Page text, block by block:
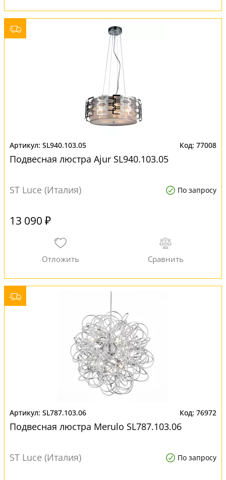
SL940.103.05 77008
Подвесная люстра Ajur SL940.103.05
ST Luce (Италия) По запросу
13 090 ₽
SL787.103.06 76972
Подвесная люстра Merulo SL787.103.06
ST Luce (Италия) По запросу